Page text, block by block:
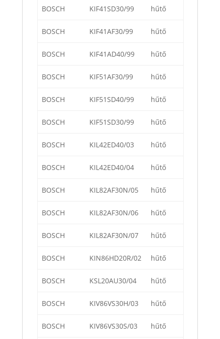
BOSCH KIF41SD30/99 hűtő
BOSCH KIF41AF30/99 hűtő
BOSCH KIF41AD40/99 hűtő
BOSCH KIF51AF30/99 hűtő
BOSCH KIF51SD40/99 hűtő
BOSCH KIF51SD30/99 hűtő
BOSCH KIL42ED40/03 hűtő
BOSCH KIL42ED40/04 hűtő
BOSCH KIL82AF30N/05 hűtő
BOSCH KIL82AF30N/06 hűtő
BOSCH KIL82AF30N/07 hűtő
BOSCH KIN86HD20R/02 hűtő
BOSCH KSL20AU30/04 hűtő
BOSCH KIV86VS30H/03 hűtő
BOSCH KIV86VS30S/03 hűtő